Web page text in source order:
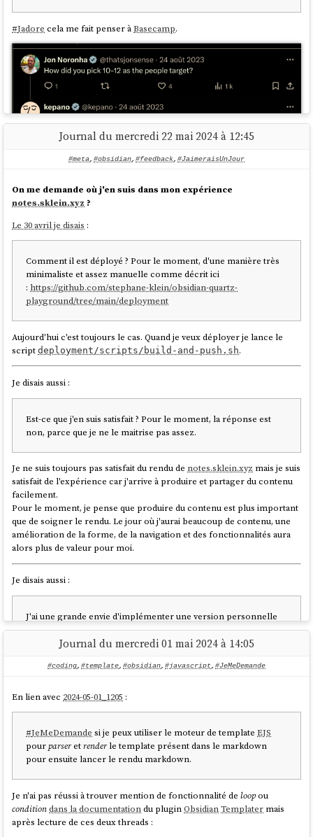
#Jadore cela me fait penser àBasecamp.
work with without having managers — everyone is a direct
contributor
Though I don't get why you would never want to grow
more than 10-12? If you could maintain everything else,
wouldn't you want more people and ability to build
things in parallel?
I have done it before and it's not as fun to me. For me the love is
in the craft. I want to spend my time making things, not
managing people. Obsidian has 0 meetings.
Journal du mercredi 22 mai 2024 à 12:45
#meta, #obsidian, #feedback, #JaimeraisUnJour
On me demande où j'en suis dans mon expérience
notes.sklein.xyz ?
Le 30 avril je disais :
Comment il est déployé ? Pour le moment, d'une manière très
minimaliste et assez manuelle comme décrit ici
: https://github.com/stephane-klein/obsidian-quartz-
playground/tree/main/deployment
Aujourd'hui c'est toujours le cas. Quand je veux déployer je lance le
scriptdeployment/scripts/build-and-push.sh.
Je disais aussi :
Est-ce que j'en suis satisfait ? Pour le moment, la réponse est
non, parce que je ne le maitrise pas assez.
Je ne suis toujours pas satisfait du rendu de notes.sklein.xyz mais je suis
satisfait de l'expérience car j'arrive à produire et partager du contenu
facilement.
Pour le moment, je pense que produire du contenu est plus important
que de soigner le rendu. Le jour où j'aurai beaucoup de contenu, une
amélioration de la forme, de la navigation et des fonctionnalités aura
alors plus de valeur pour moi.
Je disais aussi :
J'ai une grande envie d'implémenter une version personnelle
basée surSvelteKitetApache Age, mais j'essaie de ne pas
tomber dans ceYak!.
Apache Age"et j'ai seulement travailé
JaimeraisUnJourun jour setup unRAG surnotes.sklein.xyz.
parfois oui, parfois non. Il m'agace par moments, et j'aimerais
prendre le temps de "parfaitement configurer"Obsidian.nvim.
Journal du mercredi 01 mai 2024 à 14:05
#coding, #template, #obsidian, #javascript, #JeMeDemande
En lien avec 2024-05-01_1205 :
#JeMeDemande si je peux utiliser le moteur de templateEJS
pourparseretrenderle template présent dans le markdown
pour ensuite lancer le rendu markdown.
Je n'ai pas réussi à trouver mention de fonctionnalité deloopou
condition dans la documentationdu pluginObsidian Templater mais
après lecture de ces deux threads :